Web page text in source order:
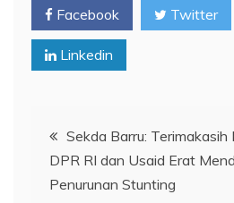
Facebook Twitter
Linkedin
Navigasi
pos
Sekda Barru:
DPR RI dan Usaid Erat
Penurunan Stunting